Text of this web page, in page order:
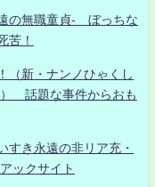
の無職童貞- ぼっちな
苦！
（新・ナンノひゃくし
） 話題な事件からおも
すき永遠の非リア充・
ックサイト